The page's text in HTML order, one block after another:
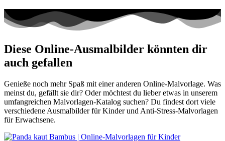
Diese Online-Ausmalbilder könnten dir
auch gefallen
Genieße noch mehr Spaß mit einer anderen Online-Malvorlage. Was
meinst du, gefällt sie dir? Oder möchtest du lieber etwas in unserem
umfangreichen Malvorlagen-Katalog suchen? Du findest dort viele
verschiedene Ausmalbilder für Kinder und Anti-Stress-Malvorlagen
für Erwachsene.